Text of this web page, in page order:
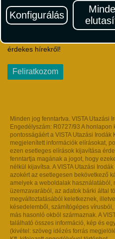
Konfigurálás
Hírlevél
Iratkozzon fel Magyarország
érdekes hírekről!
Feliratkozom
Minden jog fenntartva. VISTA Utazási
Engedélyszám: R0727/93 A
pontosságáért a VISTA Utazási Irodák
megjelenített információk elírásokat,
ezen esetleges elírások kijavítása
fenntartja magának a jogot, hogy
nélkül kijavítsa. A VISTA Utazási
azokért az esetlegesen bekövetkező
amelyek a weboldalak használatából,
üzemzavarából, az adatok bárki által
megváltoztatásából keletkeznek,
késedelemből, számítógépes
más hasonló okból származnak. A
található összes információ, kép és
(kivétel: szöveg idézés forrás